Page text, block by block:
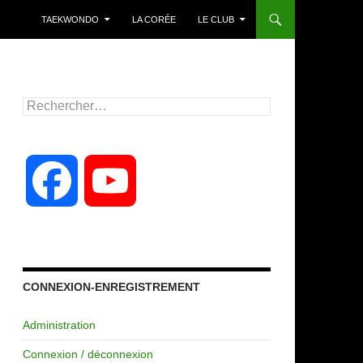
TAEKWONDO LA CORÉE LE CLUB
Rechercher :
c u
CONNEXION-ENREGISTREMENT
Administration
Connexion / déconnexion